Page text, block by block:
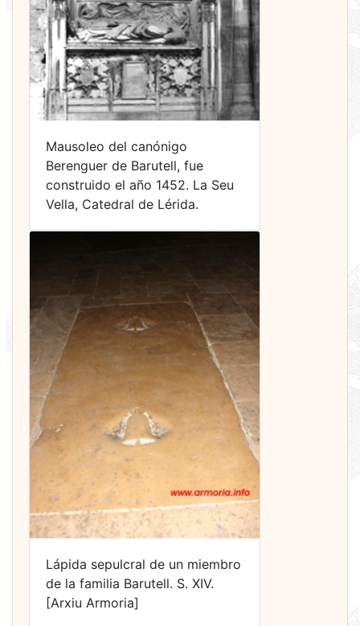
Mausoleo del canónigo
Berenguer de Barutell, fue
construido el año 1452. La Seu
Vella, Catedral de Lérida.
Lápida sepulcral de un miembro
de la familia Barutell. S. XIV.
[Arxiu Armoria]